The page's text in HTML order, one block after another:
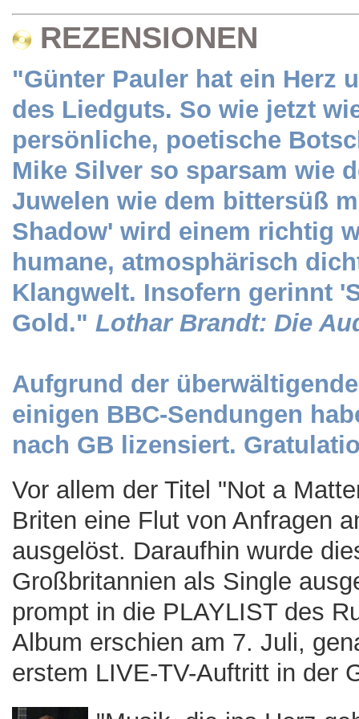
REZENSIONEN
"Günter Pauler hat ein Herz
des Liedguts. So wie jetzt
persönliche, poetische
Mike Silver so sparsam wie
Juwelen wie dem bittersüß
Shadow' wird einem richtig
humane, atmosphärisch
Klangwelt. Insofern gerinnt
Gold." Lothar Brandt: Die
Aufgrund der
einigen BBC-Sendungen
nach GB lizensiert.
Vor allem der Titel "Not a
Briten eine Flut von Anfragen
ausgelöst. Daraufhin wurde
Großbritannien als Single
prompt in die PLAYLIST des
Album erschien am 7. Juli,
erstem LIVE-TV-Auftritt in der